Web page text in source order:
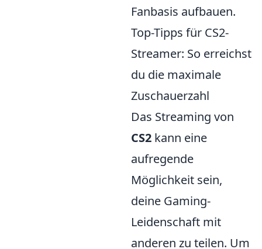
Fanbasis aufbauen.
Top-Tipps für CS2-
Streamer: So erreichst
du die maximale
Zuschauerzahl
Das Streaming von
CS2 kann eine
aufregende
Möglichkeit sein,
deine Gaming-
Leidenschaft mit
anderen zu teilen. Um